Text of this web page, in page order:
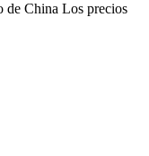
de China Los precios